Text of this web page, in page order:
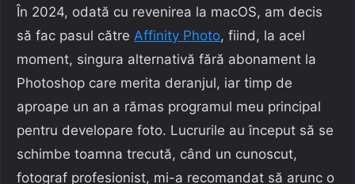
În 2024, odată cu revenirea la macOS, am decis
să fac pasul către Affinity Photo, fiind, la acel
moment, singura alternativă fără abonament la
Photoshop care merita deranjul, iar timp de
aproape un an a rămas programul meu principal
pentru developare foto. Lucrurile au început să se
schimbe toamna trecută, când un cunoscut,
fotograf profesionist, mi-a recomandat să arunc o